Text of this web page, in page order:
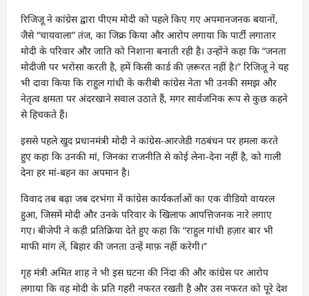
रिजिजू ने कांग्रेस द्वारा पीएम मोदी को पहले किए गए अपमानजनक बयानों,
जैसे “चायवाला” तंज, का जिक्र किया और आरोप लगाया कि पार्टी लगातार
मोदी के परिवार और जाति को निशाना बनाती रही है। उन्होंने कहा कि “जनता
मोदीजी पर भरोसा करती है, हमें किसी कार्ड की ज़रूरत नहीं है।” रिजिजू ने यह
भी दावा किया कि राहुल गांधी के करीबी कांग्रेस नेता भी उनकी समझ और
नेतृत्व क्षमता पर अंदरखाने सवाल उठाते हैं, मगर सार्वजनिक रूप से कुछ कहने
से हिचकते हैं।
इससे पहले खुद प्रधानमंत्री मोदी ने कांग्रेस-आरजेडी गठबंधन पर हमला करते
हुए कहा कि उनकी मां, जिनका राजनीति से कोई लेना-देना नहीं है, को गाली
देना हर मां-बहन का अपमान है।
विवाद तब बढ़ा जब दरभंगा में कांग्रेस कार्यकर्ताओं का एक वीडियो वायरल
हुआ, जिसमें मोदी और उनके परिवार के खिलाफ आपत्तिजनक नारे लगाए
गए। बीजेपी ने कड़ी प्रतिक्रिया देते हुए कहा कि “राहुल गांधी हज़ार बार भी
माफी मांग लें, बिहार की जनता उन्हें माफ़ नहीं करेगी।”
गृह मंत्री अमित शाह ने भी इस घटना की निंदा की और कांग्रेस पर आरोप
लगाया कि वह मोदी के प्रति गहरी नफरत रखती है और उस नफरत को पूरे देश